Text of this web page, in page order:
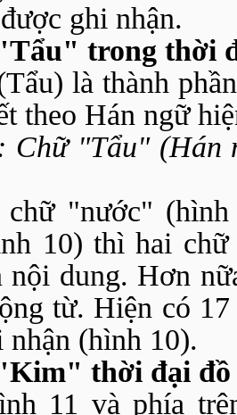
ghi nhận.
trong thời
là thành
theo Hán ngữ
Chữ "Tẩu" (Hán
chữ "nước"
10) thì hai
nội dung. Hơn
từ. Hiện có
nhận (hình 10).
thời đại đồ
11 và phía